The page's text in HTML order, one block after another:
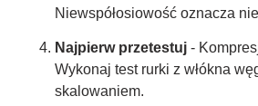
Niewspółosiowość oznacza
Najpierw przetestuj -
Wykonaj test rurki z włókna
skalowaniem.